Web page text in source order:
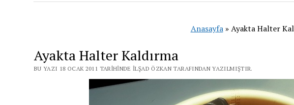
Anasayfa» Ayakta Halter
Ayakta Halter Kaldırma
BU YAZI 18 OCAK 2011 TARIHINDE İLŞAD ÖZKAN TARAFINDAN YAZILMIŞTIR.